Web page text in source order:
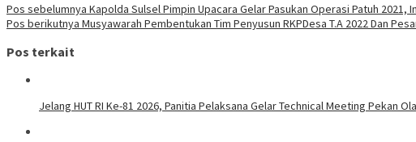
Pos sebelumnya Kapolda Sulsel Pimpin Upacara Gelar Pasukan Operasi Patuh 2021,
Pos berikutnya Musyawarah Pembentukan Tim Penyusun RKPDesa T.A 2022 Dan
Pos terkait
Jelang HUT RI Ke-81 2026, Panitia Pelaksana Gelar Technical Meeting Pekan